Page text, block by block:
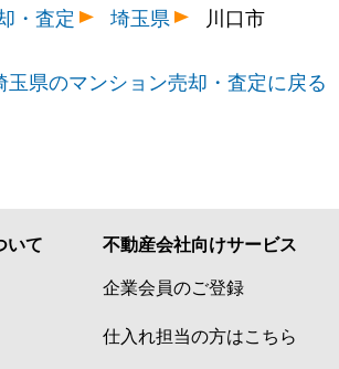
5,400万円 川口
2,000万円 川口
徒歩11
2,000万円 西川口
徒歩8
1,500万円 西川口
270万円 西川口
徒歩13
・査定
埼玉県 川口市
玉県のマンション売却・査定に戻る
いて 不動産会社向けサービス
企業会員のご登録
仕入れ担当の方はこちら